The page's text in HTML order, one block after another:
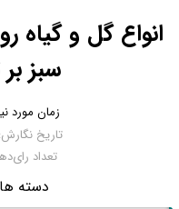
انواع گل و گیاه
سبز
زمان مورد
تاریخ نگارش: ۴ شهریور ۱۴۰۲ - ۲۲:۳۶
تعداد
دسته ها: